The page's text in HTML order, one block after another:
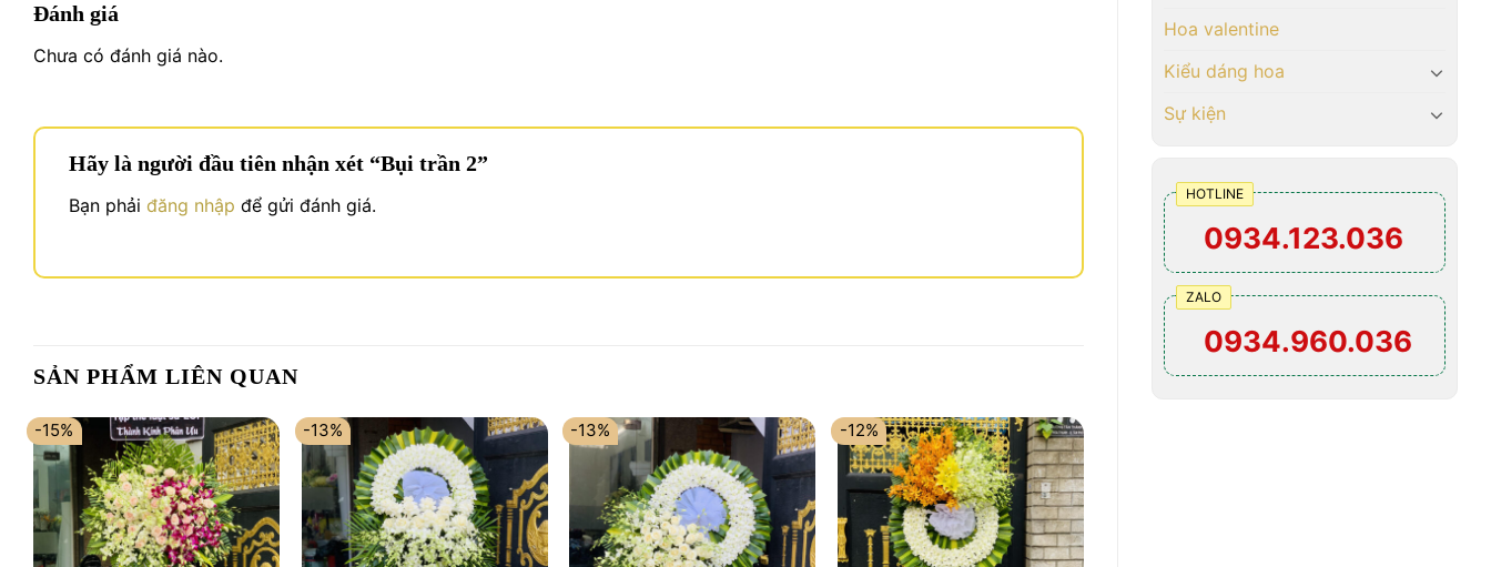
Hoa valentine
Kiểu dáng hoa
Sự kiện
HOTLINE
0934.123.036
ZALO
0934.960.036
Đánh giá
Chưa có đánh giá nào.
Hãy là người đầu tiên nhận xét “Bụi trần 2”
Bạn phải đăng nhập để gửi đánh giá.
SẢN PHẨM LIÊN QUAN
-15% -13% -13% -12%